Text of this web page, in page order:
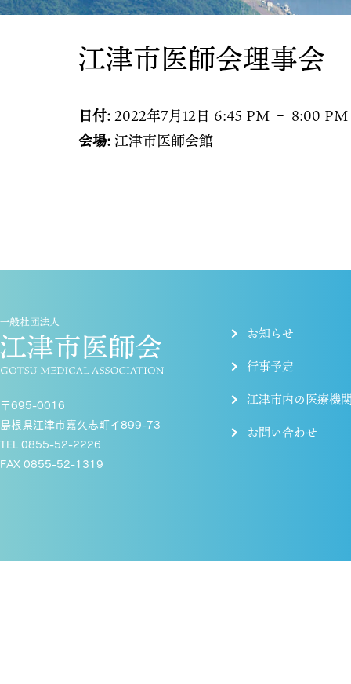
江津市医師会理事会
日付:2022年7月12日 6:45 PM – 8:00 PM
会場:江津市医師会館
〒695-0016
島根県江津市嘉久志町イ899-73
TEL 0855-52-2226
FAX 0855-52-1319
お知らせ
行事予定
江津市内の医療機
お問い合わせ